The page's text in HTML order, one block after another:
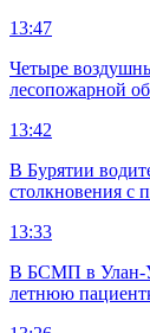
13:47
Четыре
лесопожарной
13:42
В Бурятии
столкновения с
13:33
В БСМП в Улан-
летнюю